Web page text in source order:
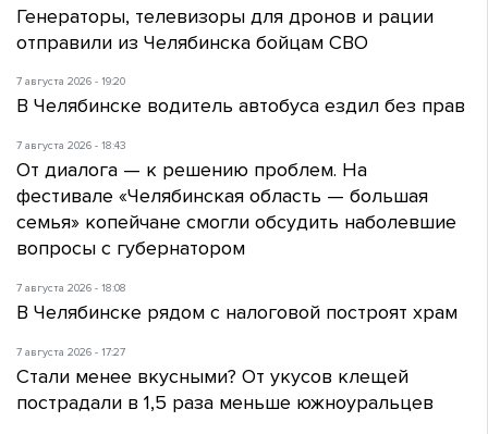
Генераторы, телевизоры для дронов и рации
отправили из Челябинска бойцам СВО
7 августа 2026 - 19:20
В Челябинске водитель автобуса ездил без прав
7 августа 2026 - 18:43
От диалога — к решению проблем. На
фестивале «Челябинская область — большая
семья» копейчане смогли обсудить наболевшие
вопросы с губернатором
7 августа 2026 - 18:08
В Челябинске рядом с налоговой построят храм
7 августа 2026 - 17:27
Стали менее вкусными? От укусов клещей
пострадали в 1,5 раза меньше южноуральцев